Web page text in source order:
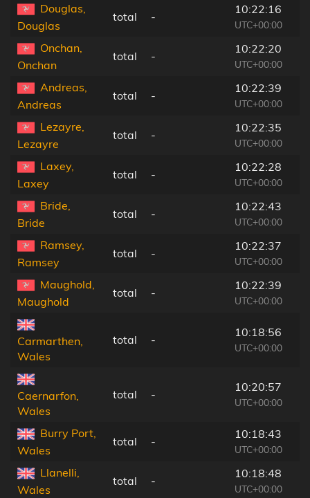
Douglas,
Douglas
total -
10:22:16
UTC+00:00
Onchan,
Onchan
total -
10:22:20
UTC+00:00
Andreas,
Andreas
total -
10:22:39
UTC+00:00
Lezayre,
Lezayre
total -
10:22:35
UTC+00:00
Laxey,
Laxey
total -
10:22:28
UTC+00:00
Bride,
Bride
total -
10:22:43
UTC+00:00
Ramsey,
Ramsey
total -
10:22:37
UTC+00:00
Maughold,
Maughold
total -
10:22:39
UTC+00:00
Carmarthen,
Wales
total -
10:18:56
UTC+00:00
Caernarfon,
Wales
total -
10:20:57
UTC+00:00
Burry Port,
Wales
total -
10:18:43
UTC+00:00
Llanelli,
Wales
total -
10:18:48
UTC+00:00